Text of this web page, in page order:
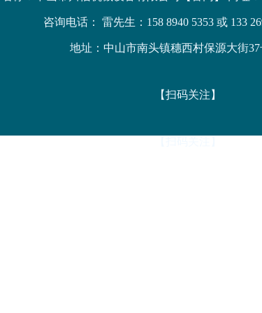
咨询电话： 雷先生：158 8940 5353 或 133
地址：中山市南头镇穗西村保源大街37
【扫码关注】